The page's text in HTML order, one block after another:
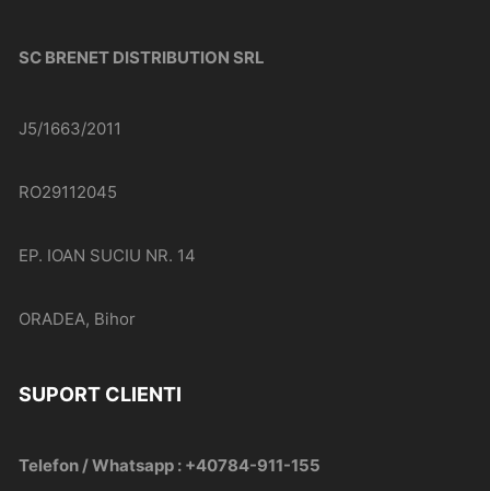
SC BRENET DISTRIBUTION SRL
J5/1663/2011
RO29112045
EP. IOAN SUCIU NR. 14
ORADEA, Bihor
SUPORT CLIENTI
Telefon / Whatsapp : +40784-911-155